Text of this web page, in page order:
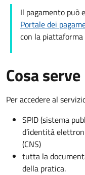
Il pagamento può
Portale dei
con la piattaforma
Cosa serve
Per accedere al
SPID (sistema
d’identità
(CNS)
tutta la
della pratica.